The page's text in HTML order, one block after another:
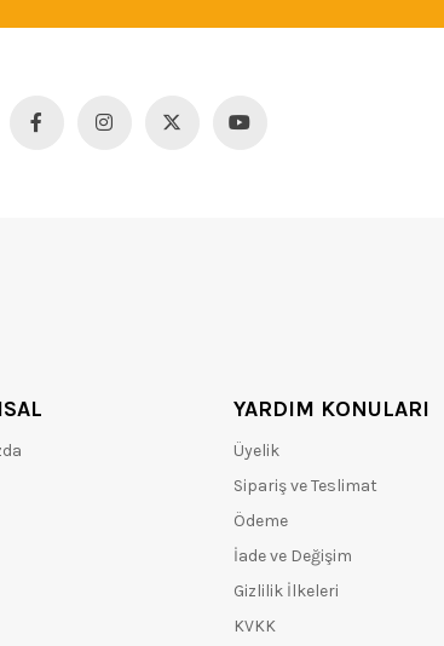
YARDIM KONULARI
Üyelik
Sipariş ve Teslimat
Ödeme
İade ve Değişim
Gizlilik İlkeleri
KVKK